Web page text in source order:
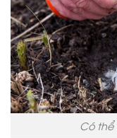
Có